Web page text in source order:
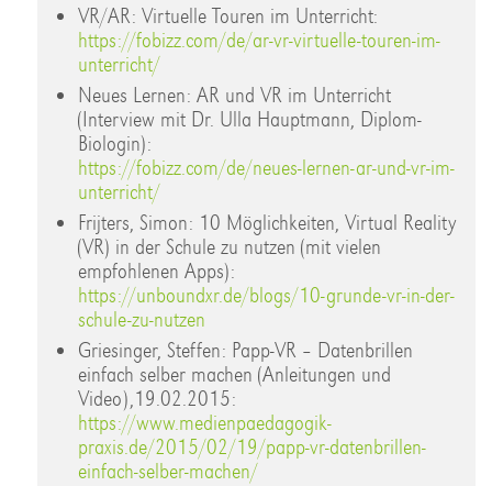
VR/AR: Virtuelle Touren im Unterricht:
https://fobizz.com/de/ar-vr-virtuelle-touren-im-
unterricht/
Neues Lernen: AR und VR im Unterricht
(Interview mit Dr. Ulla Hauptmann, Diplom-
Biologin):
https://fobizz.com/de/neues-lernen-ar-und-vr-im-
unterricht/
Frijters, Simon: 10 Möglichkeiten, Virtual Reality
(VR) in der Schule zu nutzen (mit vielen
empfohlenen Apps):
https://unboundxr.de/blogs/10-grunde-vr-in-der-
schule-zu-nutzen
Griesinger, Steffen: Papp-VR – Datenbrillen
einfach selber machen (Anleitungen und
Video),19.02.2015:
https://www.medienpaedagogik-
praxis.de/2015/02/19/papp-vr-datenbrillen-
einfach-selber-machen/